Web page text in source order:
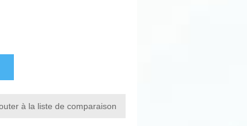
à la liste de comparaison